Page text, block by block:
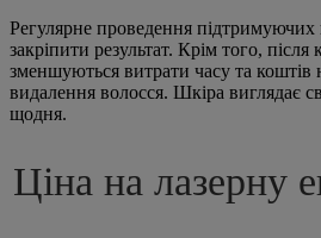
Регулярне проведення
закріпити результат. Крім того, після
зменшуються витрати часу та коштів
видалення волосся. Шкіра виглядає
щодня.
Ціна на лазерну